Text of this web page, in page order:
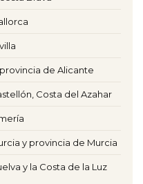
de Alicante
Costa del Azahar
y provincia de Murcia
y la Costa de la Luz